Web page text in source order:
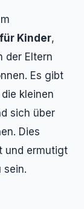
Kinder,
der Eltern
Es gibt
kleinen
sich über
Dies
und ermutigt
sein.